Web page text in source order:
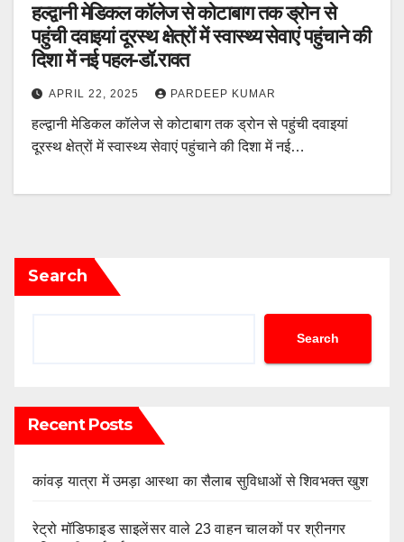
हल्द्वानी मेडिकल कॉलेज से कोटाबाग तक ड्रोन से
पहुंची दवाइयां दूरस्थ क्षेत्रों में स्वास्थ्य सेवाएं पहुंचाने की
दिशा में नई पहल-डॉ.रावत
APRIL 22, 2025 PARDEEP KUMAR
हल्द्वानी मेडिकल कॉलेज से कोटाबाग तक ड्रोन से पहुंची दवाइयां
दूरस्थ क्षेत्रों में स्वास्थ्य सेवाएं पहुंचाने की दिशा में नई…
Search
Search
Recent Posts
कांवड़ यात्रा में उमड़ा आस्था का सैलाब सुविधाओं से शिवभक्त खुश
रेट्रो मॉडिफाइड साइलेंसर वाले 23 वाहन चालकों पर श्रीनगर